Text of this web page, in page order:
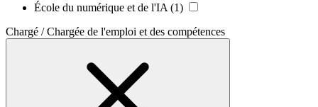
École du numérique et de l'IA (1)
Chargé / Chargée de l'emploi et des compétences